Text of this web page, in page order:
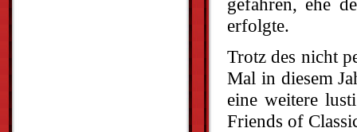
gefahren, ehe
erfolgte.
Trotz des nicht
Mal in diesem
eine weitere
Friends of